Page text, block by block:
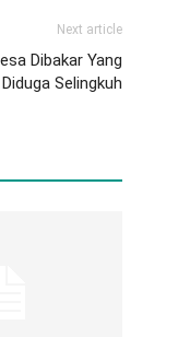
Next article
Dibakar Yang
Diduga Selingkuh